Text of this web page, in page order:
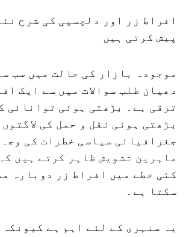
افراط زر اور دلچسپی کی شرح
پیش کرتی ہیں
موجودہ بازار کی حالت میں سب
دھیان طلب سوالات میں سے ایک
ترقی ہے۔ بڑھتی ہوئی توانائی
بڑھتی ہوئی نقل و حمل کی
جغرافیائی سیاسی خطرات کی
ماہرین تشویش ظاہر کرتے ہیں
کئی خطے میں افراط زر دوبارہ
سکتا ہے۔
یہ سنہری کے لئے اہم ہے